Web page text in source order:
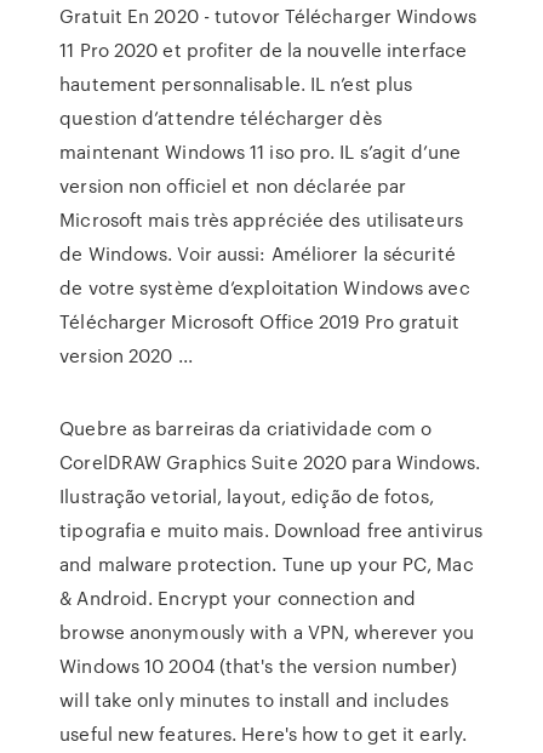
Gratuit En 2020 - tutovor Télécharger Windows
11 Pro 2020 et profiter de la nouvelle interface
hautement personnalisable. IL n’est plus
question d’attendre télécharger dès
maintenant Windows 11 iso pro. IL s’agit d’une
version non officiel et non déclarée par
Microsoft mais très appréciée des utilisateurs
de Windows. Voir aussi: Améliorer la sécurité
de votre système d’exploitation Windows avec
Télécharger Microsoft Office 2019 Pro gratuit
version 2020 ...
Quebre as barreiras da criatividade com o
CorelDRAW Graphics Suite 2020 para Windows.
Ilustração vetorial, layout, edição de fotos,
tipografia e muito mais. Download free antivirus
and malware protection. Tune up your PC, Mac
& Android. Encrypt your connection and
browse anonymously with a VPN, wherever you
Windows 10 2004 (that's the version number)
will take only minutes to install and includes
useful new features. Here's how to get it early.